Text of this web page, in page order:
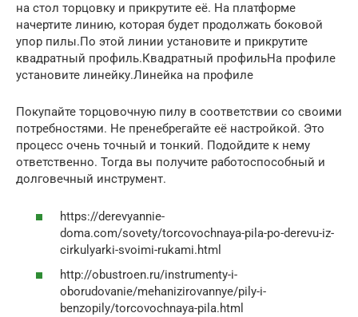
на стол торцовку и прикрутите её. На платформе
начертите линию, которая будет продолжать боковой
упор пилы.По этой линии установите и прикрутите
квадратный профиль.Квадратный профильНа профиле
установите линейку.Линейка на профиле
Покупайте торцовочную пилу в соответствии со своими
потребностями. Не пренебрегайте её настройкой. Это
процесс очень точный и тонкий. Подойдите к нему
ответственно. Тогда вы получите работоспособный и
долговечный инструмент.
https://derevyannie-
doma.com/sovety/torcovochnaya-pila-po-derevu-iz-
cirkulyarki-svoimi-rukami.html
http://obustroen.ru/instrumenty-i-
oborudovanie/mehanizirovannye/pily-i-
benzopily/torcovochnaya-pila.html